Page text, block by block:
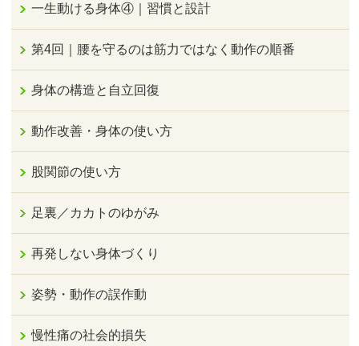
一生動ける身体④｜習慣と設計
第4回｜腰を守るのは筋力ではなく動作の順番
身体の構造と自立回復
動作改善・身体の使い方
股関節の使い方
足裏／カカトのゆがみ
再発しない身体づくり
姿勢・動作の誤作動
慢性痛の社会的損失